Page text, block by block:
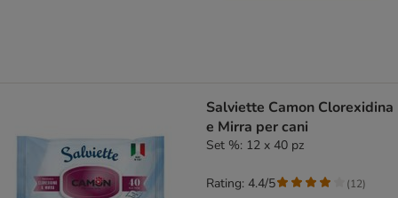
Salviette Camon Clorexidina
e Mirra per cani
Set %: 12 x 40 pz
Rating: 4.4/5 (12)